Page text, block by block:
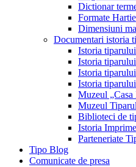
Dictionar
Formate Hartie
Dimensiuni
Documentari istoria
Istoria
Istoria
Istoria
Istoria
Muzeul
Muzeul
Biblioteci de
Istoria
Parteneriate
Tipo Blog
Comunicate de presa